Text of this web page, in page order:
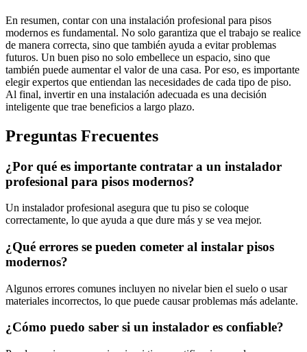
En resumen, contar con una instalación profesional para pisos
modernos es fundamental. No solo garantiza que el trabajo se realice
de manera correcta, sino que también ayuda a evitar problemas
futuros. Un buen piso no solo embellece un espacio, sino que
también puede aumentar el valor de una casa. Por eso, es importante
elegir expertos que entiendan las necesidades de cada tipo de piso.
Al final, invertir en una instalación adecuada es una decisión
inteligente que trae beneficios a largo plazo.
Preguntas Frecuentes
¿Por qué es importante contratar a un instalador
profesional para pisos modernos?
Un instalador profesional asegura que tu piso se coloque
correctamente, lo que ayuda a que dure más y se vea mejor.
¿Qué errores se pueden cometer al instalar pisos
modernos?
Algunos errores comunes incluyen no nivelar bien el suelo o usar
materiales incorrectos, lo que puede causar problemas más adelante.
¿Cómo puedo saber si un instalador es confiable?